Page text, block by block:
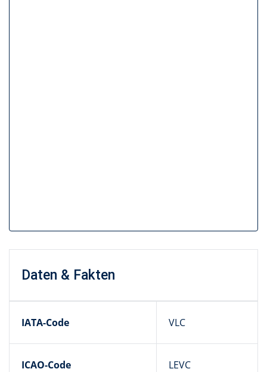
Daten & Fakten
IATA-Code VLC
ICAO-Code LEVC